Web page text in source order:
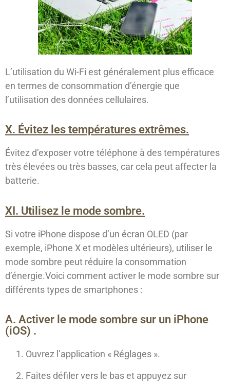
L’utilisation du Wi-Fi est généralement plus efficace
en termes de consommation d’énergie que
l’utilisation des données cellulaires.
X. Évitez les températures extrêmes.
Évitez d’exposer votre téléphone à des températures
très élevées ou très basses, car cela peut affecter la
batterie.
XI. Utilisez le mode sombre.
Si votre iPhone dispose d’un écran OLED (par
exemple, iPhone X et modèles ultérieurs), utiliser le
mode sombre peut réduire la consommation
d’énergie.Voici comment activer le mode sombre sur
différents types de smartphones :
A. Activer le mode sombre sur un iPhone
(iOS) .
Ouvrez l’application « Réglages ».
Faites défiler vers le bas et appuyez sur